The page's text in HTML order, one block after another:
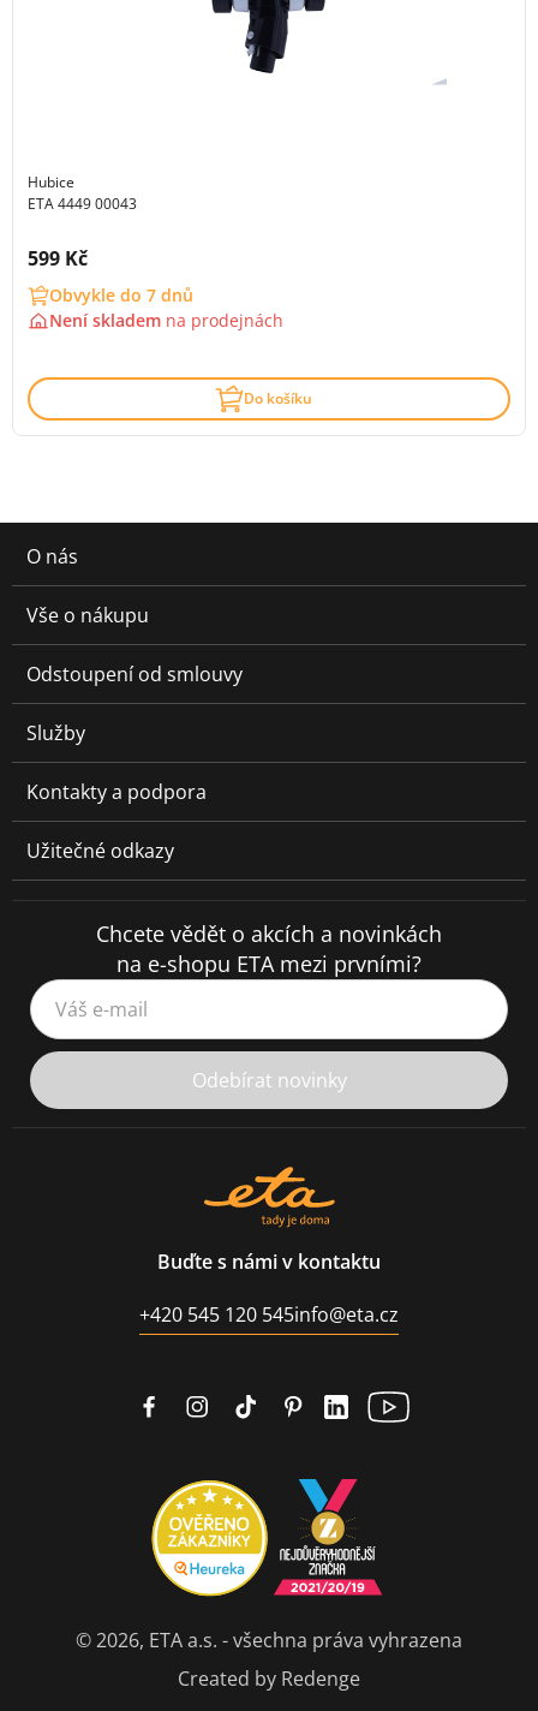
Hubice
ETA 4449 00043
Cena s DPH:
599 Kč
Obvykle do 7 dnů
Není skladem na prodejnách
Do košíku
O nás
Vše o nákupu
Odstoupení od smlouvy
Služby
Kontakty a podpora
Užitečné odkazy
Chcete vědět o akcích a novinkách
na e-shopu ETA mezi prvními?
Váš e-mail
Odebírat novinky
Buďte s námi v kontaktu
+420 545 120 545info@eta.cz
© 2026, ETA a.s. - všechna práva vyhrazena
Created by Redenge